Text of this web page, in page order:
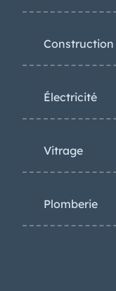
Construction
Électricité
Vitrage
Plomberie